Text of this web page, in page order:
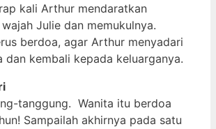
kali Arthur mendaratkan
Julie dan memukulnya.
berdoa, agar Arthur menyadari
dan kembali kepada keluarganya.
tanggung. Wanita itu berdoa
Sampailah akhirnya pada satu